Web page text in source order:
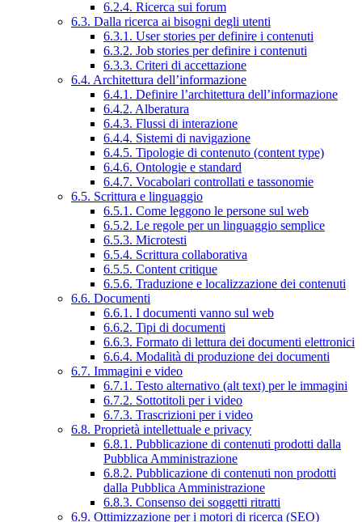
6.2.4. Ricerca sui forum
6.3. Dalla ricerca ai bisogni degli utenti
6.3.1. User stories per definire i contenuti
6.3.2. Job stories per definire i contenuti
6.3.3. Criteri di accettazione
6.4. Architettura dell’informazione
6.4.1. Definire l’architettura dell’informazione
6.4.2. Alberatura
6.4.3. Flussi di interazione
6.4.4. Sistemi di navigazione
6.4.5. Tipologie di contenuto (content type)
6.4.6. Ontologie e standard
6.4.7. Vocabolari controllati e tassonomie
6.5. Scrittura e linguaggio
6.5.1. Come leggono le persone sul web
6.5.2. Le regole per un linguaggio semplice
6.5.3. Microtesti
6.5.4. Scrittura collaborativa
6.5.5. Content critique
6.5.6. Traduzione e localizzazione dei contenuti
6.6. Documenti
6.6.1. I documenti vanno sul web
6.6.2. Tipi di documenti
6.6.3. Formato di lettura dei documenti elettronici
6.6.4. Modalità di produzione dei documenti
6.7. Immagini e video
6.7.1. Testo alternativo (alt text) per le immagini
6.7.2. Sottotitoli per i video
6.7.3. Trascrizioni per i video
6.8. Proprietà intellettuale e privacy
6.8.1. Pubblicazione di contenuti prodotti dalla
Pubblica Amministrazione
6.8.2. Pubblicazione di contenuti non prodotti
dalla Pubblica Amministrazione
6.8.3. Consenso dei soggetti ritratti
6.9. Ottimizzazione per i motori di ricerca (SEO)